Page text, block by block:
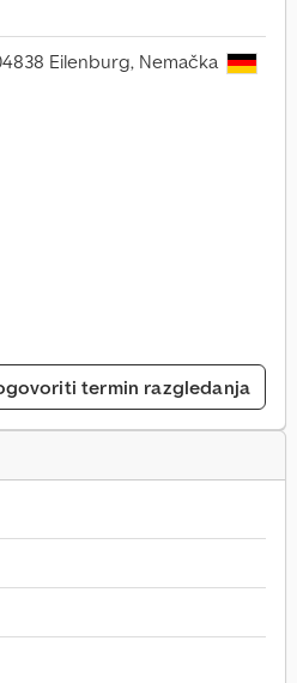
Eilenburg, Nemačka
termin razgledanja